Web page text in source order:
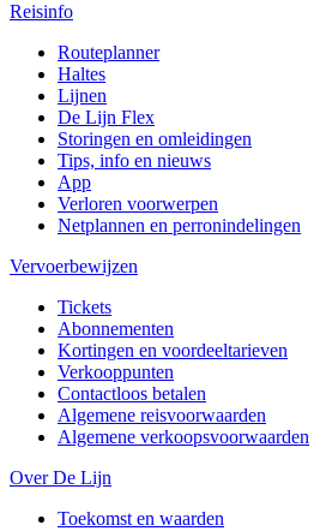
Reisinfo
Routeplanner
Haltes
Lijnen
De Lijn Flex
Storingen en omleidingen
Tips, info en nieuws
App
Verloren voorwerpen
Netplannen en perronindelingen
Vervoerbewijzen
Tickets
Abonnementen
Kortingen en voordeeltarieven
Verkooppunten
Contactloos betalen
Algemene reisvoorwaarden
Algemene verkoopsvoorwaarden
Over De Lijn
Toekomst en waarden